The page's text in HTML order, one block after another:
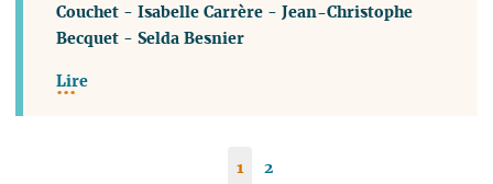
Couchet -Isabelle Carrère -Jean-Christophe
Becquet -Selda Besnier
Lire
1 2